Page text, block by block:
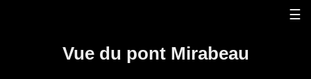
☰
Vue du pont Mirabeau